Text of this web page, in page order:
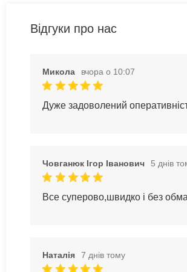
Відгуки про нас
Микола вчора о 10:07
Дуже задоволений
Човганюк Ігор Іванович 5 днів
Все суперово,швидко і без
Наталія 7 днів тому